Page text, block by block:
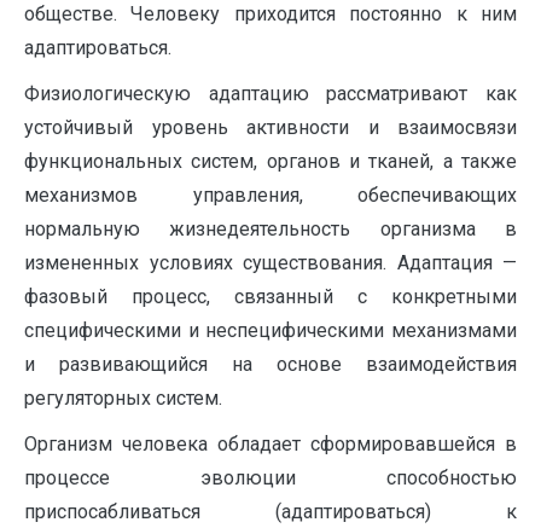
обществе. Человеку приходится постоянно к ним
адаптироваться.
Физиологическую адаптацию рассматривают как
устойчивый уровень активности и взаимосвязи
функциональных систем, органов и тканей, а также
механизмов управления, обеспечивающих
нормальную жизнедеятельность организма в
измененных условиях существования. Адаптация —
фазовый процесс, связанный с конкретными
специфическими и неспецифическими механизмами
и развивающийся на основе взаимодействия
регуляторных систем.
Организм человека обладает сформировавшейся в
процессе эволюции способностью
приспосабливаться (адаптироваться) к